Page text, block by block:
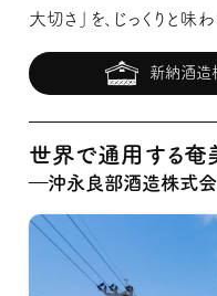
大切さ」を、じっくりと味
新納酒造
世界で通用する奄
―沖永良部酒造株式